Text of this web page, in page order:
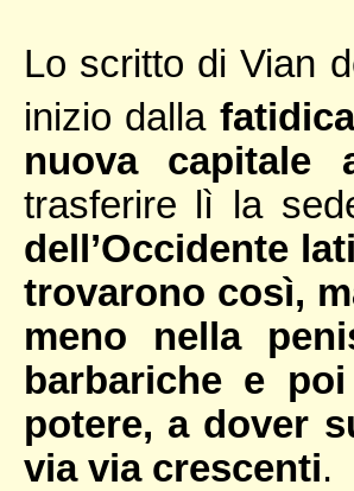
Lo scritto di Vian
inizio dalla
nuova capitale
trasferire lì la
dell’Occidente
trovarono così,
meno nella
barbariche e
potere, a dover
via via crescenti.